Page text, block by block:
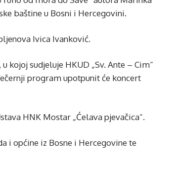
baštine u Bosni i Hercegovini.
Ivica Ivanković.
kojoj sudjeluje HKUD „Sv. Ante – Cim“
program upotpunit će koncert
HNK Mostar „Ćelava pjevačica“.
i općine iz Bosne i Hercegovine te